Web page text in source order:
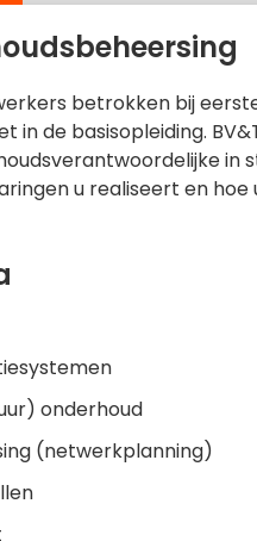
betrokken bij
in de basisopleiding.
in
u realiseert en
onderhoud
(netwerkplanning)